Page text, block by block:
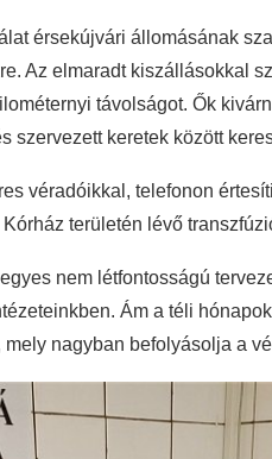
érsekújvári állomásának
Az elmaradt kiszállásokkal
távolságot. Ők
szervezett keretek között
véradóikkal, telefonon
területén lévő
nem létfontosságú
Ám a téli
nagyban befolyásolja a